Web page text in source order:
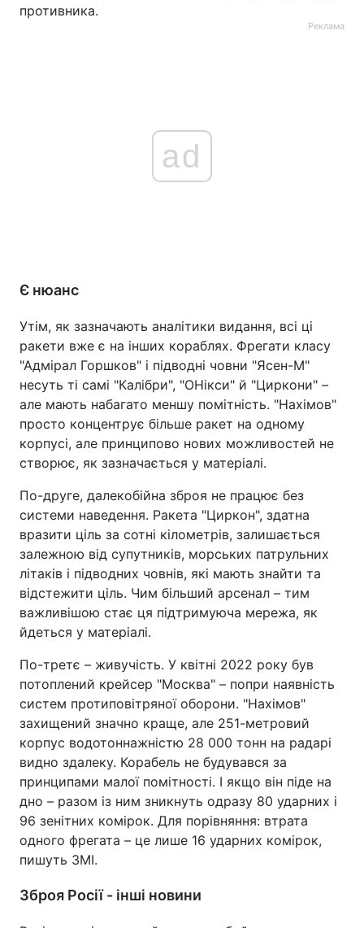
противника.
Реклама
ad
Є нюанс
Утім, як зазначають аналітики видання, всі ці
ракети вже є на інших кораблях. Фрегати класу
"Адмірал Горшков" і підводні човни "Ясен-М"
несуть ті самі "Калібри", "ОНікси" й "Циркони" –
але мають набагато меншу помітність. "Нахімов"
просто концентрує більше ракет на одному
корпусі, але принципово нових можливостей не
створює, як зазначається у матеріалі.
По-друге, далекобійна зброя не працює без
системи наведення. Ракета "Циркон", здатна
вразити ціль за сотні кілометрів, залишається
залежною від супутників, морських патрульних
літаків і підводних човнів, які мають знайти та
відстежити ціль. Чим більший арсенал – тим
важливішою стає ця підтримуюча мережа, як
йдеться у матеріалі.
По-третє – живучість. У квітні 2022 року був
потоплений крейсер "Москва" – попри наявність
систем протиповітряної оборони. "Нахімов"
захищений значно краще, але 251-метровий
корпус водотоннажністю 28 000 тонн на радарі
видно здалеку. Корабель не будувався за
принципами малої помітності. І якщо він піде на
дно – разом із ним зникнуть одразу 80 ударних і
96 зенітних комірок. Для порівняння: втрата
одного фрегата – це лише 16 ударних комірок,
пишуть ЗМІ.
Зброя Росії - інші новини